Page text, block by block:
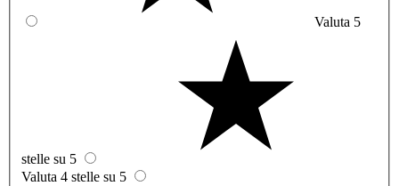
Valuta 5
stelle su 5
Valuta 4 stelle su 5